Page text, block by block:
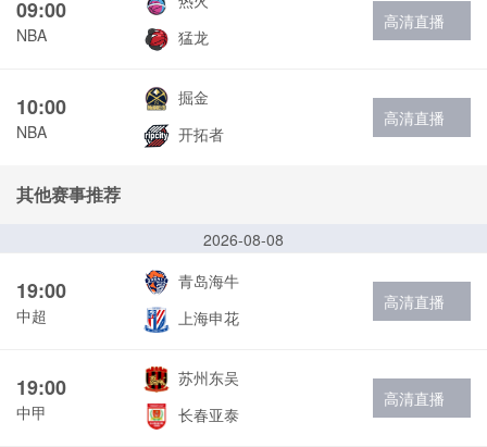
09:00
NBA
猛龙
高清直播
10:00
NBA
掘金
开拓者
高清直播
其他赛事推荐
2026-08-08
19:00
中超
青岛海牛
上海申花
高清直播
19:00
中甲
苏州东吴
长春亚泰
高清直播